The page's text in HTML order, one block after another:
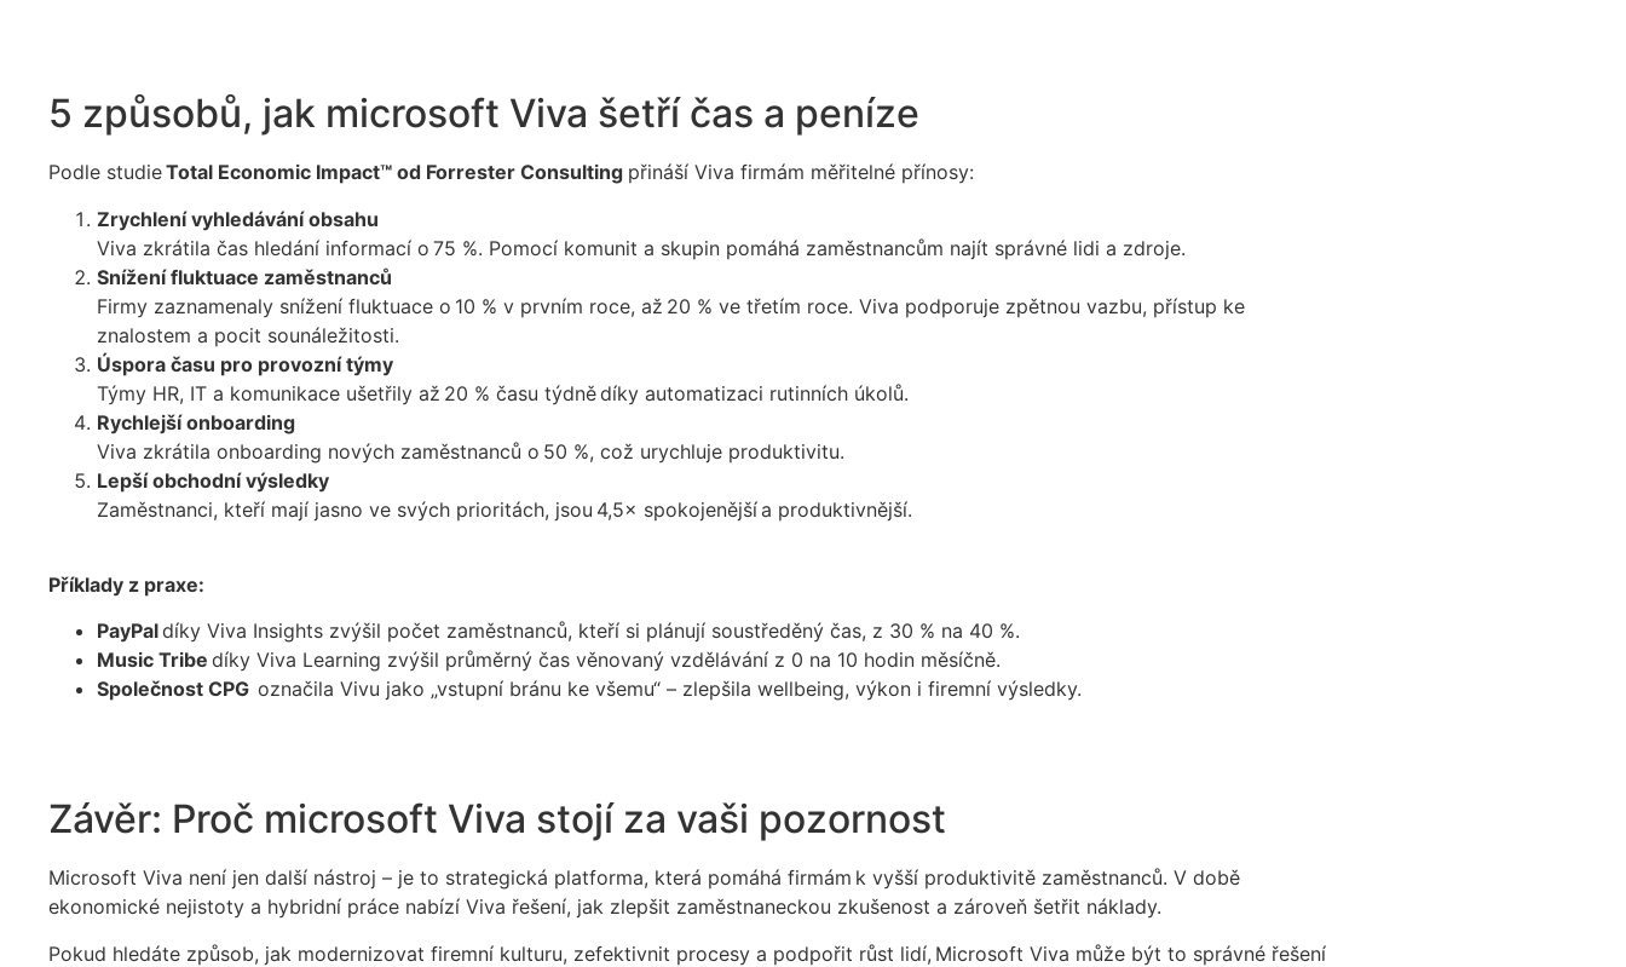
5 způsobů, jak microsoft Viva šetří čas a peníze
Podle studieTotal Economic Impact™ od Forrester Consulting přináší Viva firmám měřitelné přínosy:
Zrychlení vyhledávání obsahu
Viva zkrátila čas hledání informací o 75 %. Pomocí komunit a skupin pomáhá zaměstnancům najít správné lidi a zdroje.
Snížení fluktuace zaměstnanců
Firmy zaznamenaly snížení fluktuace o 10 % v prvním roce, až 20 % ve třetím roce. Viva podporuje zpětnou vazbu, přístup ke
znalostem a pocit sounáležitosti.
Úspora času pro provozní týmy
Týmy HR, IT a komunikace ušetřily až 20 % času týdnědíky automatizaci rutinních úkolů.
Rychlejší onboarding
Viva zkrátila onboarding nových zaměstnanců o 50 %, což urychluje produktivitu.
Lepší obchodní výsledky
Zaměstnanci, kteří mají jasno ve svých prioritách, jsou 4,5× spokojenějšía produktivnější.
Příklady z praxe:
PayPaldíky Viva Insights zvýšil počet zaměstnanců, kteří si plánují soustředěný čas, z 30 % na 40 %.
Music Tribe díky Viva Learning zvýšil průměrný čas věnovaný vzdělávání z 0 na 10 hodin měsíčně.
Společnost CPG označila Vivu jako „vstupní bránu ke všemu“ – zlepšila wellbeing, výkon i firemní výsledky.
Závěr: Proč microsoft Viva stojí za vaši pozornost
Microsoft Viva není jen další nástroj – je to strategická platforma, která pomáhá firmám k vyšší produktivitě zaměstnanců. V době
ekonomické nejistoty a hybridní práce nabízí Viva řešení, jak zlepšit zaměstnaneckou zkušenost a zároveň šetřit náklady.
Pokud hledáte způsob, jak modernizovat firemní kulturu, zefektivnit procesy a podpořit růst lidí, Microsoft Viva může být to správné řešení